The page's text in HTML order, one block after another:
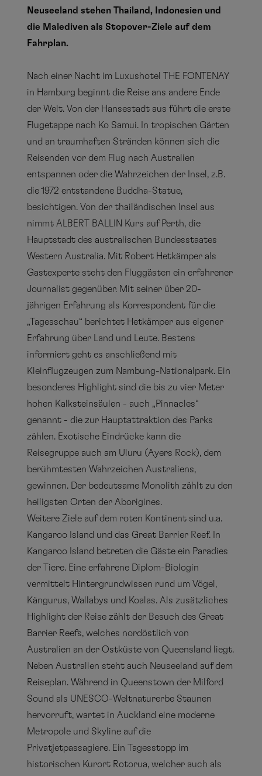
Neuseeland stehen Thailand, Indonesien und
die Malediven als Stopover-Ziele auf dem
Fahrplan.
Nach einer Nacht im Luxushotel THE FONTENAY
in Hamburg beginnt die Reise ans andere Ende
der Welt. Von der Hansestadt aus führt die erste
Flugetappe nach Ko Samui. In tropischen Gärten
und an traumhaften Stränden können sich die
Reisenden vor dem Flug nach Australien
entspannen oder die Wahrzeichen der Insel, z.B.
die 1972 entstandene Buddha-Statue,
besichtigen. Von der thailändischen Insel aus
nimmt ALBERT BALLIN Kurs auf Perth, die
Hauptstadt des australischen Bundesstaates
Western Australia. Mit Robert Hetkämper als
Gastexperte steht den Fluggästen ein erfahrener
Journalist gegenüber. Mit seiner über 20-
jährigen Erfahrung als Korrespondent für die
„Tagesschau“ berichtet Hetkämper aus eigener
Erfahrung über Land und Leute. Bestens
informiert geht es anschließend mit
Kleinflugzeugen zum Nambung-Nationalpark. Ein
besonderes Highlight sind die bis zu vier Meter
hohen Kalksteinsäulen - auch „Pinnacles“
genannt - die zur Hauptattraktion des Parks
zählen. Exotische Eindrücke kann die
Reisegruppe auch am Uluru (Ayers Rock), dem
berühmtesten Wahrzeichen Australiens,
gewinnen. Der bedeutsame Monolith zählt zu den
heiligsten Orten der Aborigines.
Weitere Ziele auf dem roten Kontinent sind u.a.
Kangaroo Island und das Great Barrier Reef. In
Kangaroo Island betreten die Gäste ein Paradies
der Tiere. Eine erfahrene Diplom-Biologin
vermittelt Hintergrundwissen rund um Vögel,
Kängurus, Wallabys und Koalas. Als zusätzliches
Highlight der Reise zählt der Besuch des Great
Barrier Reefs, welches nordöstlich von
Australien an der Ostküste von Queensland liegt.
Neben Australien steht auch Neuseeland auf dem
Reiseplan. Während in Queenstown der Milford
Sound als UNESCO-Weltnaturerbe Staunen
hervorruft, wartet in Auckland eine moderne
Metropole und Skyline auf die
Privatjetpassagiere. Ein Tagesstopp im
historischen Kurort Rotorua, welcher auch als